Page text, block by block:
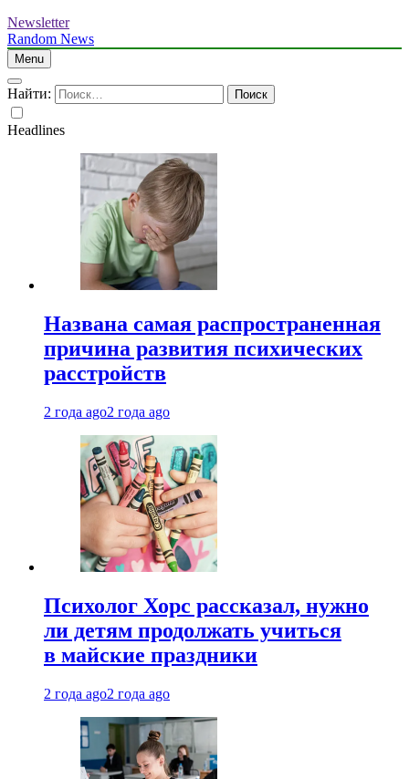
Newsletter
Random News
Menu
Найти:
Headlines
Названа самая распространенная
причина развития психических
расстройств
2 года ago2 года ago
Психолог Хорс рассказал, нужно
ли детям продолжать учиться
в майские праздники
2 года ago2 года ago